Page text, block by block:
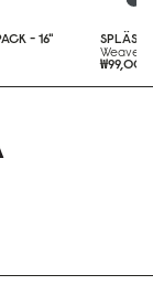
- 16"
SPLÄSH
Weave
₩99,000